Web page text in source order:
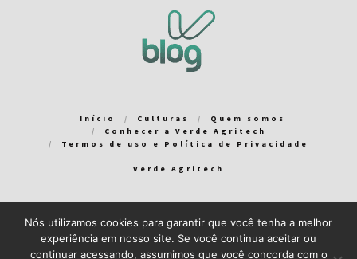
Início Culturas
Quem somos
Conhecer a Verde Agritech
Termos de uso e Política de Privacidade
Verde Agritech
Bem-vindo ao Verde Blog! Para que a sua experiência em nosso
blog seja a melhor possível, utilizamos cookies. Você pode
Nós utilizamos cookies para garantir que você tenha a melhor
experiência em nosso site. Se você continua aceitar ou
continuar acessando, assumimos que você concorda com o